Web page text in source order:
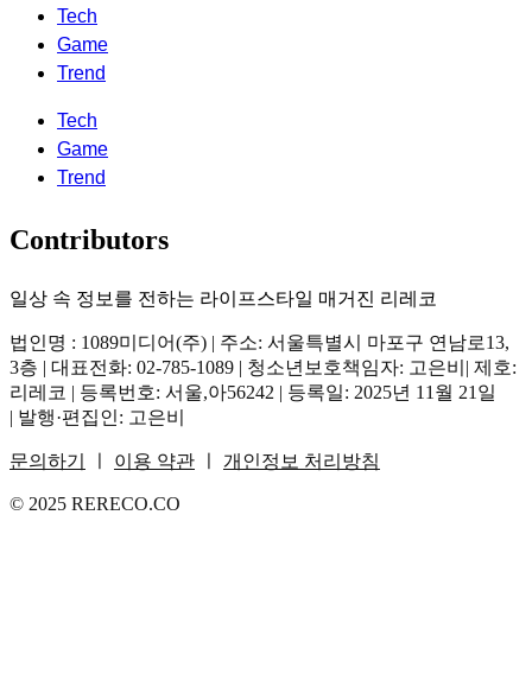
Tech
Game
Trend
Tech
Game
Trend
Contributors
일상 속 정보를 전하는 라이프스타일 매거진 리레코
법인명 : 1089미디어(주) | 주소: 서울특별시 마포구 연남로13,
3층 | 대표전화: 02-785-1089 | 청소년보호책임자: 고은비| 제호:
리레코 | 등록번호: 서울,아56242 | 등록일: 2025년 11월 21일
| 발행·편집인: 고은비
문의하기 이용 약관 개인정보 처리방침
© 2025 RERECO.CO